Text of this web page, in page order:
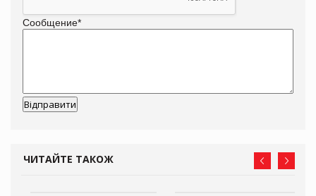
Сообщение*
ЧИТАЙТЕ ТАКОЖ